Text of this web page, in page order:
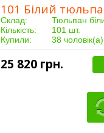
101 Білий
Склад:
Тюльпан
Кількість:
101 шт.
Купили:
38 чоловік(а)
25 820 грн.